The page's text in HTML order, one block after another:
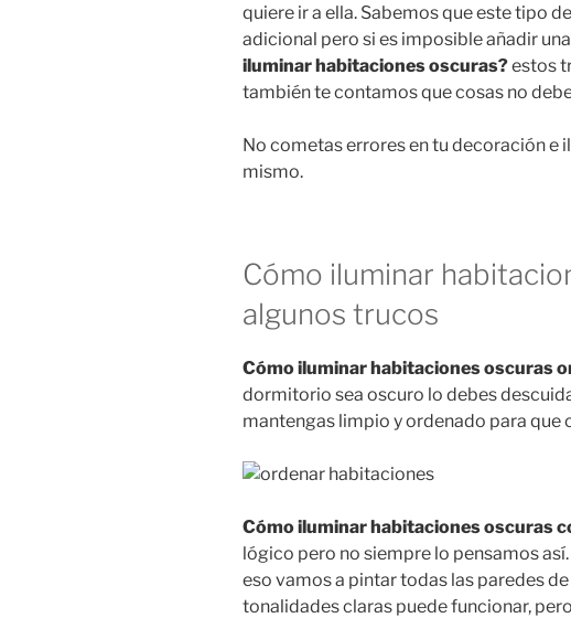
quiere ir a ella. Sabemos que este tipo
adicional pero si es imposible añadir
iluminar habitaciones oscuras?estos
también te contamos que cosas no
No cometas errores en tu decoración e
mismo.
Cómo iluminar
algunos trucos
Cómo iluminar habitaciones oscuras
dormitorio sea oscuro lo debes
mantengas limpio y ordenado para que
Cómo iluminar habitaciones oscuras
lógico pero no siempre lo pensamos
eso vamos a pintar todas las paredes
tonalidades claras puede funcionar,